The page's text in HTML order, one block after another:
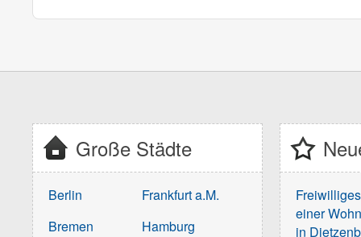
Große Städte
Berlin
Bremen
Frankfurt a.M.
Hamburg
einer
in